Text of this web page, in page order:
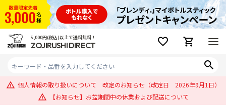
5,000円(税込)以上で送料無料！
ZOJIRUSHI DIRECT
個人情報の取り扱いについて 改定のお知らせ（改定日 2026年9月1日）
【お知らせ】お盆期間中の休業および配送について